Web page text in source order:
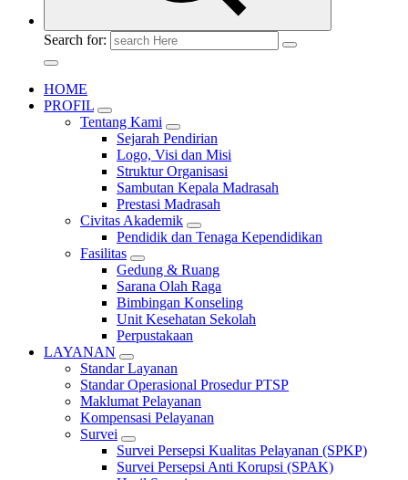
Search for:
HOME
PROFIL
Tentang Kami
Sejarah Pendirian
Logo, Visi dan Misi
Struktur Organisasi
Sambutan Kepala Madrasah
Prestasi Madrasah
Civitas Akademik
Pendidik dan Tenaga Kependidikan
Fasilitas
Gedung & Ruang
Sarana Olah Raga
Bimbingan Konseling
Unit Kesehatan Sekolah
Perpustakaan
LAYANAN
Standar Layanan
Standar Operasional Prosedur PTSP
Maklumat Pelayanan
Kompensasi Pelayanan
Survei
Survei Persepsi Kualitas Pelayanan (SPKP)
Survei Persepsi Anti Korupsi (SPAK)